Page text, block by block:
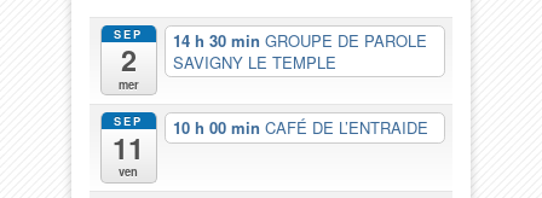
SEP
2
mer
14 h 30 min GROUPE DE PAROLE
SAVIGNY LE TEMPLE
SEP
11
ven
10 h 00 min CAFÉ DE L’ENTRAIDE